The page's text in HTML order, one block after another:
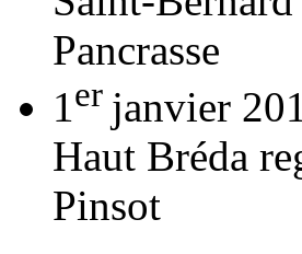
Pancrasse
1er janvier
Haut Bréda
Pinsot